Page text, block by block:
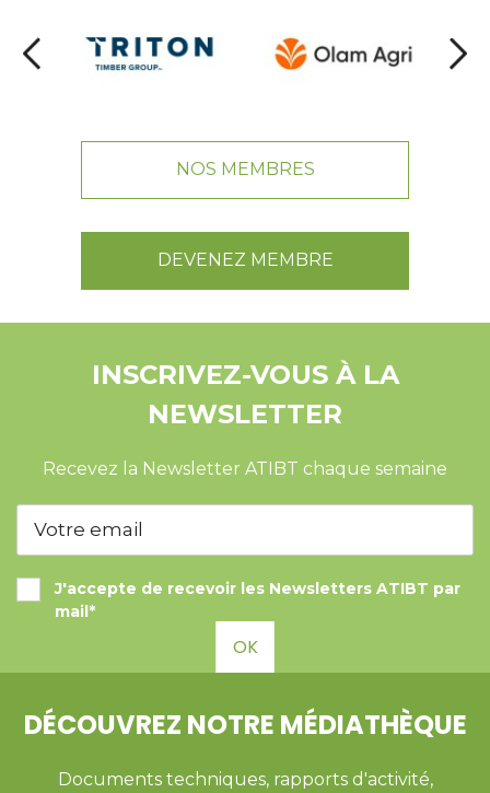
NOS MEMBRES
DEVENEZ MEMBRE
INSCRIVEZ-VOUS À LA
NEWSLETTER
Recevez la Newsletter ATIBT chaque semaine
J'accepte de recevoir les Newsletters ATIBT par
mail*
OK
DÉCOUVREZ NOTRE MÉDIATHÈQUE
Documents techniques, rapports d'activité,